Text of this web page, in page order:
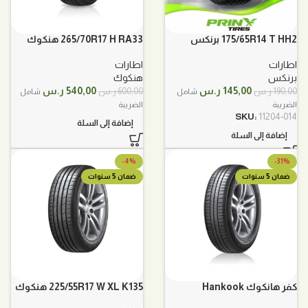
175/65R14 T HH2 برنكس
اطارات
برنكس
190,00ر.س السعر
هو:
145,00 ر.س السعر
شامل
الضريبة
SKU: 11204-014
إضافة إلى السلة
265/70R17 H RA33 هنكوك
اطارات
هنكوك
600,00ر.س السعر
600,00 ر.س.
540,00 ر.س السعر
شامل
الضريبة
إضافة إلى السلة
-31%
ضمان 5 سنوات
كفر هانكوك Hankook
-4%
ضمان 5 سنوات
225/55R17 W XL K135 هنكوك